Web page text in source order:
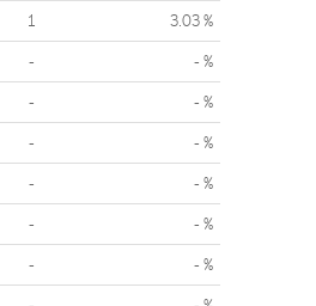
1 3.03 %
- - %
- - %
- - %
- - %
- - %
- - %